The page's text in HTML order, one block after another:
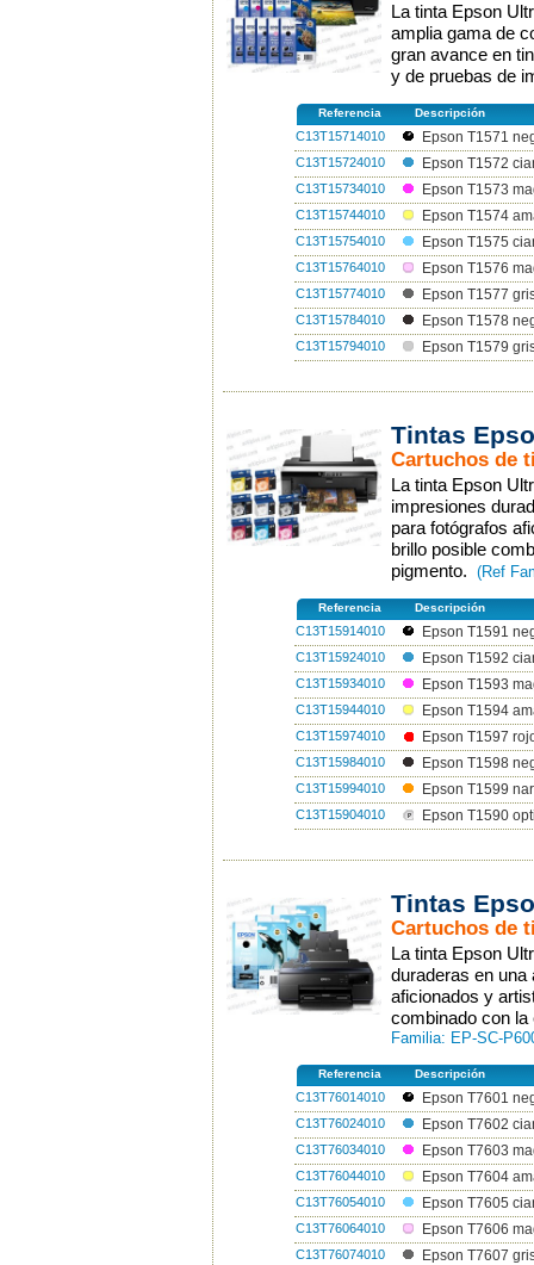
La tinta Epson
amplia gama de
gran avance en
y de pruebas de
Referencia Descripción
C13T15714010 Epson T1571
C13T15724010 Epson T1572
C13T15734010 Epson T1573
C13T15744010 Epson T1574
C13T15754010 Epson T1575
C13T15764010 Epson T1576
C13T15774010 Epson T1577
C13T15784010 Epson T1578
C13T15794010 Epson T1579
Tintas
Cartuchos de
La tinta Epson
impresiones
para fotógrafos
brillo posible
pigmento. (Ref
Referencia Descripción
C13T15914010 Epson T1591
C13T15924010 Epson T1592
C13T15934010 Epson T1593
C13T15944010 Epson T1594
C13T15974010 Epson T1597
C13T15984010 Epson T1598
C13T15994010 Epson T1599
C13T15904010 Epson T1590
Tintas
Cartuchos de
La tinta Epson
duraderas en una
aficionados y
combinado con
Familia: EP-SC-
Referencia Descripción
C13T76014010 Epson T7601
C13T76024010 Epson T7602
C13T76034010 Epson T7603
C13T76044010 Epson T7604
C13T76054010 Epson T7605
C13T76064010 Epson T7606
C13T76074010 Epson T7607